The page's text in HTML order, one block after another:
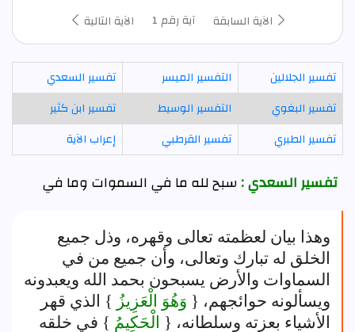
الآية السابقة آية رقم 1 الآية التالية
تفسير الجلالين التفسير الميسر
تفسير السعدي
تفسير البغوي
التفسير الوسيط
تفسير ابن كثير
تفسير الطبري
تفسير القرطبي إعراب الآية
تفسير السعدي :سبح لله ما في السموات وما في
وهذا بيان لعظمته تعالى وقهره، وذل جميع
الخلق له تبارك وتعالى، وأن جميع من في
السماوات والأرض يسبحون بحمد الله ويعبدونه
ويسألونه حوائجهم، { وَهُوَ الْعَزِيزُ } الذي قهر
الأشياء بعزته وسلطانه، { الْحَكِيمُ } في خلقه